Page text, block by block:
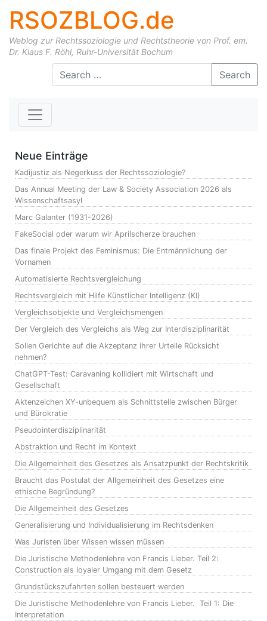
RSOZBLOG.de
Weblog zur Rechtssoziologie und Rechtstheorie von Prof. em.
Dr. Klaus F. Röhl, Ruhr-Universität Bochum
Skip to content Search
Neue Einträge
Kadijustiz als Negerkuss der Rechtssoziologie?
Das Annual Meeting der Law & Society Association 2026 als
Wissenschaftsasyl
Marc Galanter (1931-2026)
FakeSocial oder warum wir Aprilscherze brauchen
Das finale Projekt des Feminismus: Die Entmännlichung der
Vornamen
Automatisierte Rechtsvergleichung
Rechtsvergleich mit Hilfe Künstlicher Intelligenz (KI)
Vergleichsobjekte und Vergleichsmengen
Der Vergleich des Vergleichs als Weg zur Interdisziplinarität
Sollen Gerichte auf die Akzeptanz ihrer Urteile Rücksicht
nehmen?
ChatGPT-Test: Caravaning kollidiert mit Wirtschaft und
Gesellschaft
Aktenzeichen XY-unbequem als Schnittstelle zwischen Bürger
und Bürokratie
Pseudointerdisziplinarität
Abstraktion und Recht im Kontext
Die Allgemeinheit des Gesetzes als Ansatzpunkt der Rechtskritik
Braucht das Postulat der Allgemeinheit des Gesetzes eine
ethische Begründung?
Die Allgemeinheit des Gesetzes
Generalisierung und Individualisierung im Rechtsdenken
Was Juristen über Wissen wissen müssen
Die Juristische Methodenlehre von Francis Lieber. Teil 2:
Construction als loyaler Umgang mit dem Gesetz
Grundstückszufahrten sollen besteuert werden
Die Juristische Methodenlehre von Francis Lieber. Teil 1: Die
Interpretation